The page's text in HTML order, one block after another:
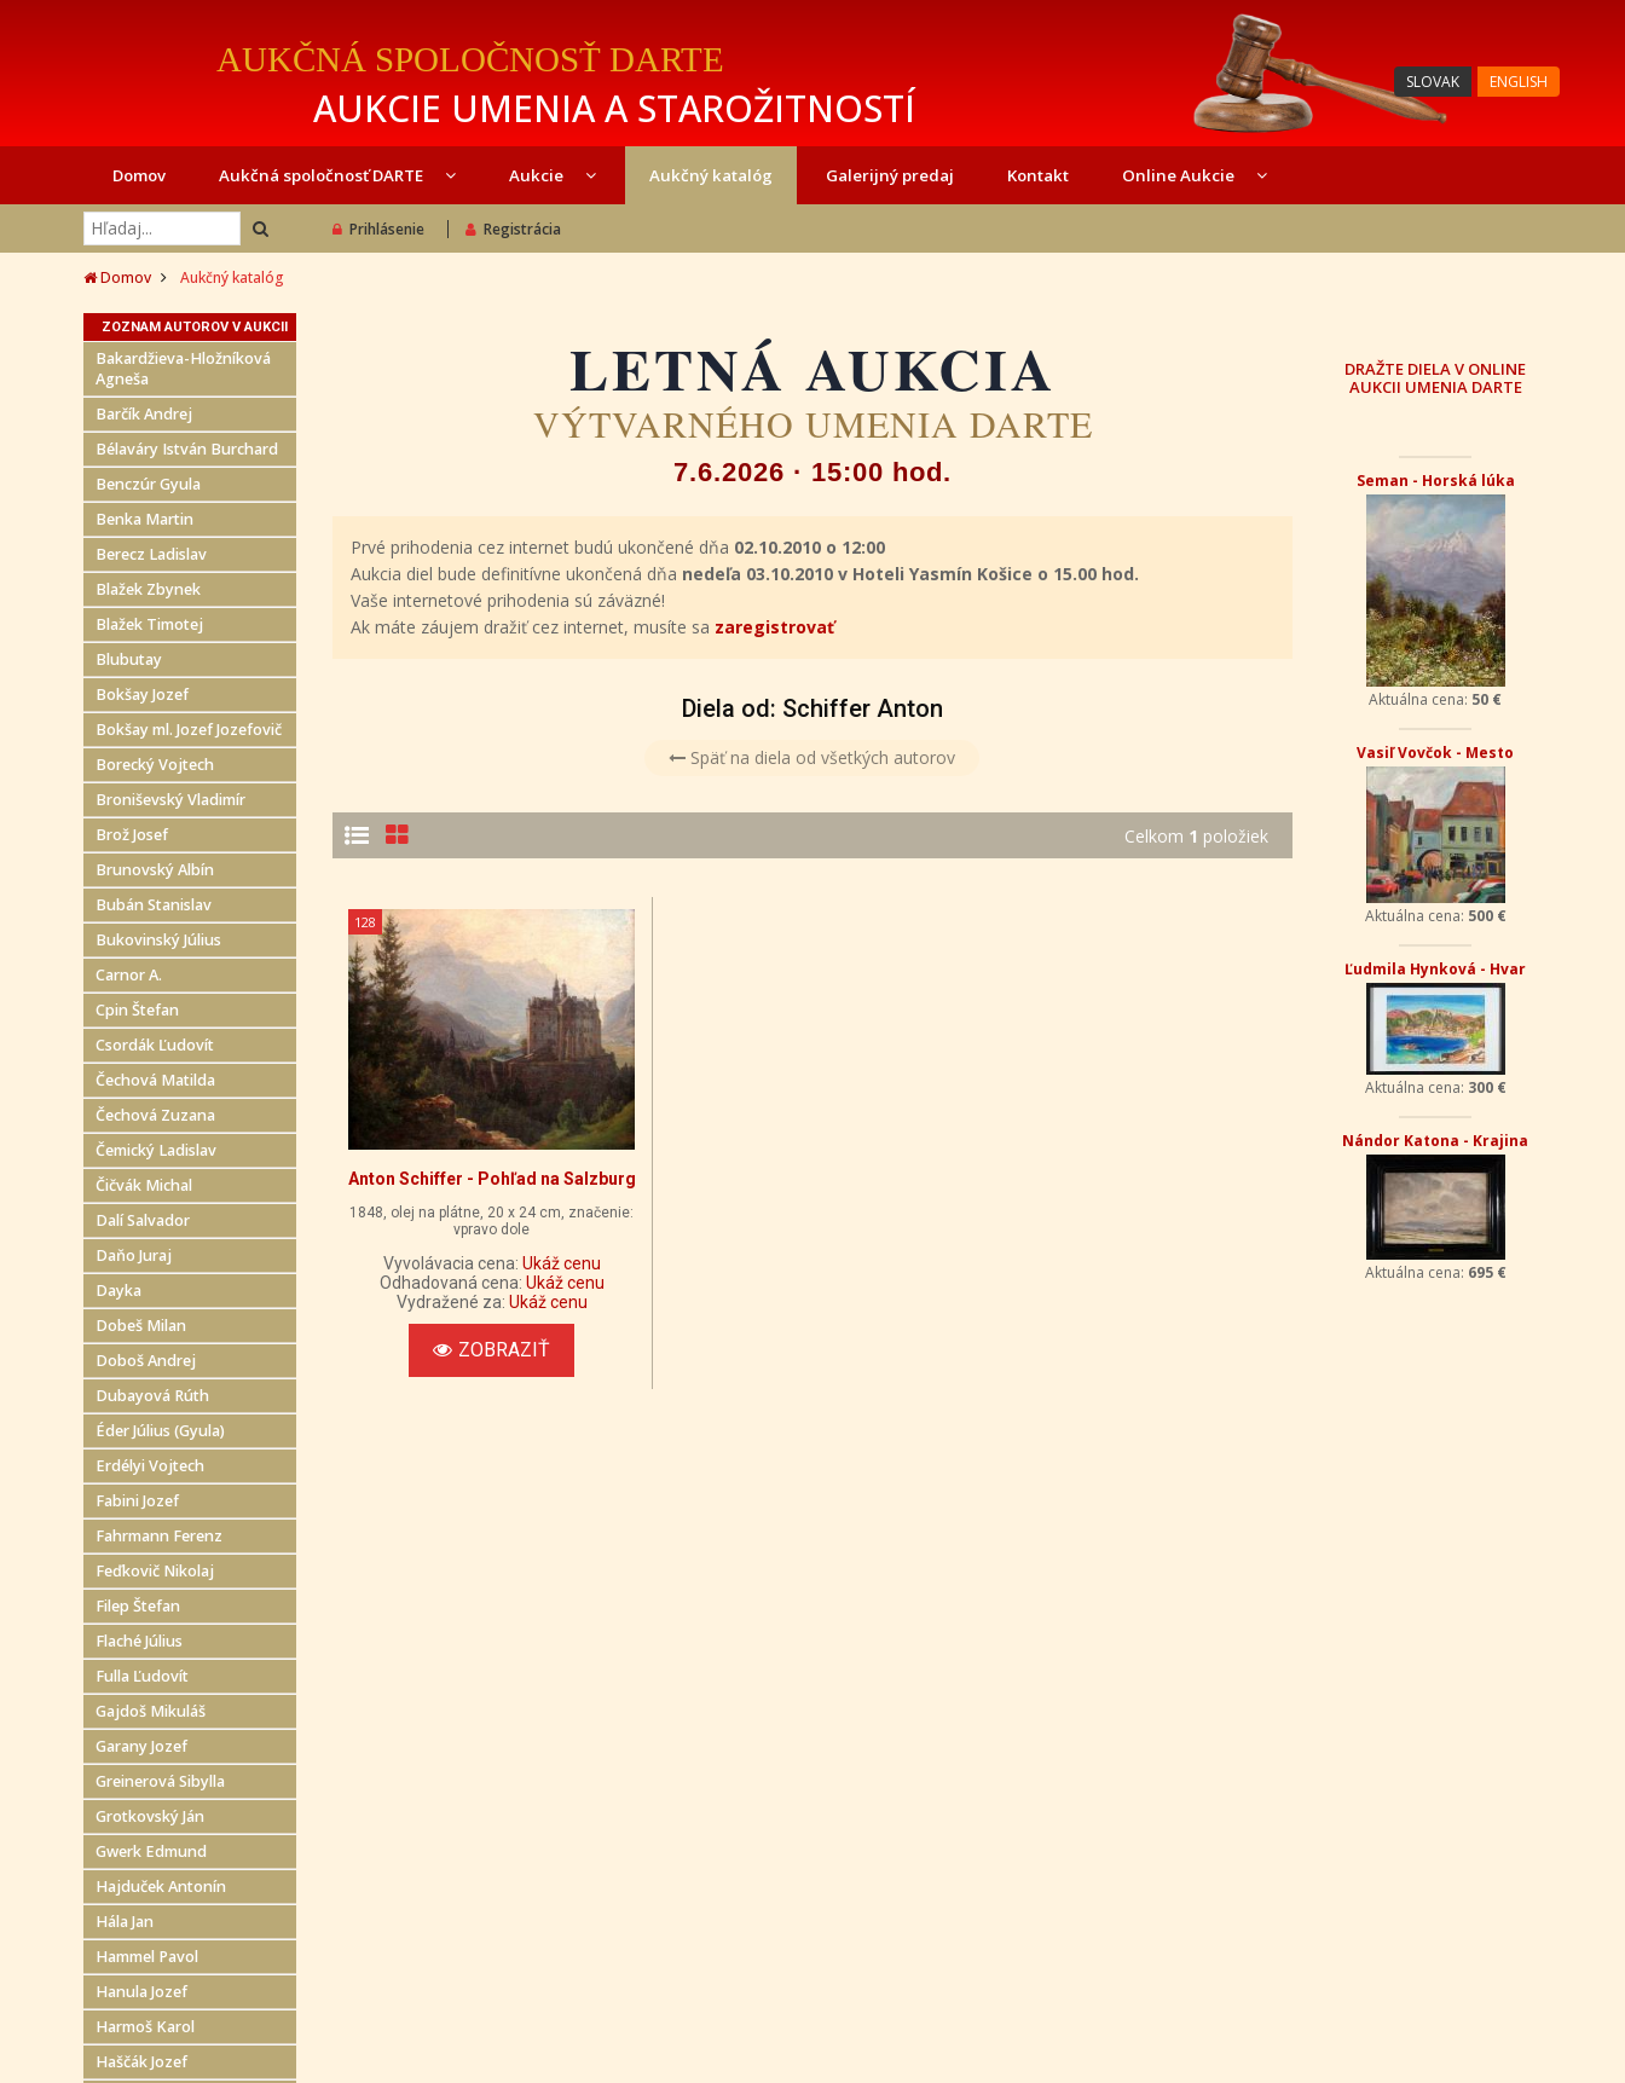
AUKČNÁ SPOLOČNOSŤ DARTE
AUKCIE UMENIA A STAROŽITNOSTÍ
SLOVAK ENGLISH
Domov Aukčná spoločnosť DARTE Aukcie Aukčný katalóg Galerijný predaj Kontakt Online Aukcie
Prihlásenie Registrácia
Domov Aukčný katalóg
ZOZNAM AUTOROV V AUKCII
Bakardžieva-Hložníková
Agneša
Barčík Andrej
Bélaváry István Burchard
Benczúr Gyula
Benka Martin
Berecz Ladislav
Blažek Zbynek
Blažek Timotej
Blubutay
Bokšay Jozef
Bokšay ml. Jozef Jozefovič
Borecký Vojtech
Broniševský Vladimír
Brož Josef
Brunovský Albín
Bubán Stanislav
Bukovinský Július
Carnor A.
Cpin Štefan
Csordák Ľudovít
Čechová Matilda
Čechová Zuzana
Čemický Ladislav
Čičvák Michal
Dalí Salvador
Daňo Juraj
Dayka
Dobeš Milan
Doboš Andrej
Dubayová Rúth
Éder Július (Gyula)
Erdélyi Vojtech
Fabini Jozef
Fahrmann Ferenz
Feďkovič Nikolaj
Filep Štefan
Flaché Július
Fulla Ľudovít
Gajdoš Mikuláš
Garany Jozef
Greinerová Sibylla
Grotkovský Ján
Gwerk Edmund
Hajduček Antonín
Hála Jan
Hammel Pavol
Hanula Jozef
Harmoš Karol
Haščák Jozef
LETNÁ AUKCIA
VÝTVARNÉHO UMENIA DARTE
7.6.2026 · 15:00 hod.
Prvé prihodenia cez internet budú ukončené dňa 02.10.2010 o 12:00
Aukcia diel bude definitívne ukončená dňa nedeľa 03.10.2010 v Hoteli Yasmín Košice o 15.00 hod.
Vaše internetové prihodenia sú záväzné!
Ak máte záujem dražiť cez internet, musíte sa zaregistrovať
Diela od: Schiffer Anton
Späť na diela od všetkých autorov
Celkom 1 položiek
128
Anton Schiffer - Pohľad na Salzburg
1848, olej na plátne, 20 x 24 cm, značenie:
vpravo dole
Vyvolávacia cena: Ukáž cenu
Odhadovaná cena: Ukáž cenu
Vydražené za: Ukáž cenu
ZOBRAZIŤ
DRAŽTE DIELA V ONLINE
AUKCII UMENIA DARTE
Seman - Horská lúka
Aktuálna cena: 50 €
Vasiľ Vovčok - Mesto
Aktuálna cena: 500 €
Ľudmila Hynková - Hvar
Aktuálna cena: 300 €
Nándor Katona - Krajina
Aktuálna cena: 695 €